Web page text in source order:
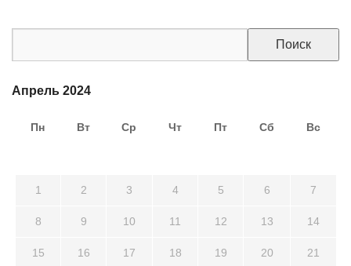
Апрель 2024
Пн Вт Ср Чт Пт Сб Вс
1 2 3 4 5 6 7
8 9 10 11 12 13 14
15 16 17 18 19 20 21